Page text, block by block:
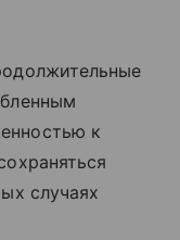
к
случаях